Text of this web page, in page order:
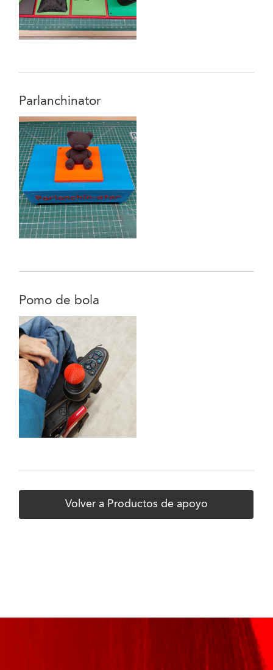
Parlanchinator
Pomo de bola
Volver a Productos de apoyo